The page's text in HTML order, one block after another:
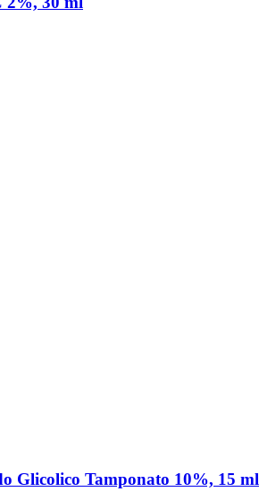
Glicolico Tamponato 10%, 15 ml